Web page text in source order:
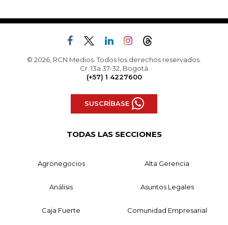
© 2026, RCN Medios. Todos los derechos reservados.
Cr. 13a 37-32, Bogotá
(+57) 1 4227600
SUSCRÍBASE
TODAS LAS SECCIONES
Agronegocios Alta Gerencia
Análisis Asuntos Legales
Caja Fuerte Comunidad Empresarial